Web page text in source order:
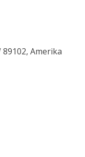
89102, Amerika